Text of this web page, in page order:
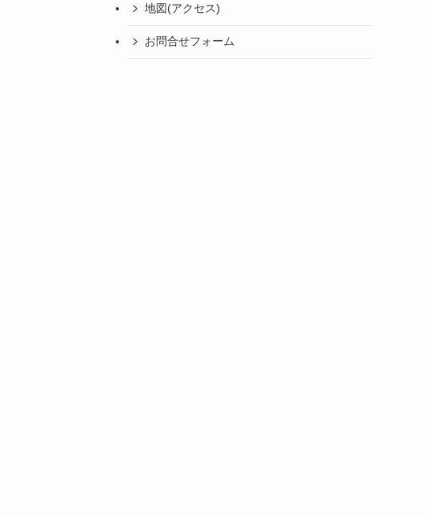
地図(アクセス)
お問合せフォーム